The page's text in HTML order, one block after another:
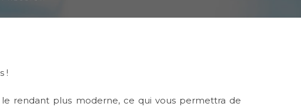
!
rendant plus moderne, ce qui vous permettra de